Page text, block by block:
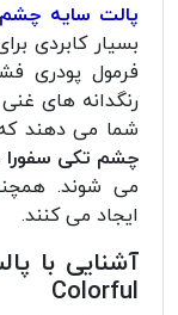
پالت سایه چشم
بسیار کابردی
فرمول پودری
رنگدانه های
شما می دهند که تا 10 ساعت
چشم تکی سفورا
می شوند.
ایجاد می کنند.
آشنایی با
Colorful